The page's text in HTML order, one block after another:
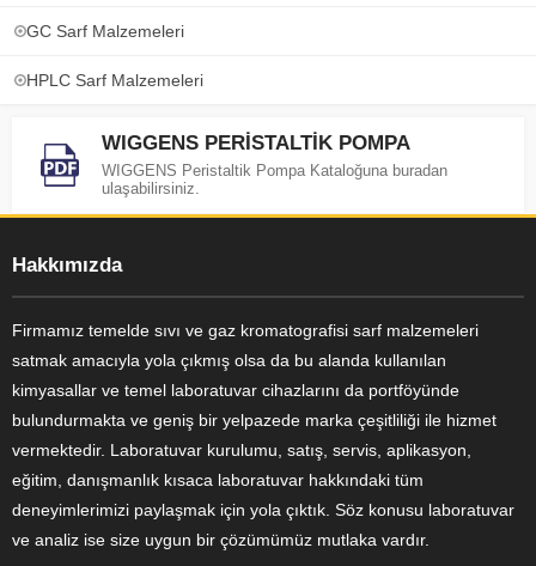
GC Sarf Malzemeleri
HPLC Sarf Malzemeleri
WIGGENS PERİSTALTİK POMPA
WIGGENS Peristaltik Pompa Kataloğuna buradan
ulaşabilirsiniz.
Hakkımızda
Firmamız temelde sıvı ve gaz kromatografisi sarf malzemeleri
satmak amacıyla yola çıkmış olsa da bu alanda kullanılan
kimyasallar ve temel laboratuvar cihazlarını da portföyünde
bulundurmakta ve geniş bir yelpazede marka çeşitliliği ile hizmet
vermektedir. Laboratuvar kurulumu, satış, servis, aplikasyon,
eğitim, danışmanlık kısaca laboratuvar hakkındaki tüm
deneyimlerimizi paylaşmak için yola çıktık. Söz konusu laboratuvar
ve analiz ise size uygun bir çözümümüz mutlaka vardır.